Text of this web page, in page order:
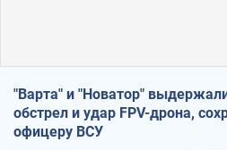
"Варта" и "Новатор"
обстрел и удар FPV-дрона,
офицеру ВСУ